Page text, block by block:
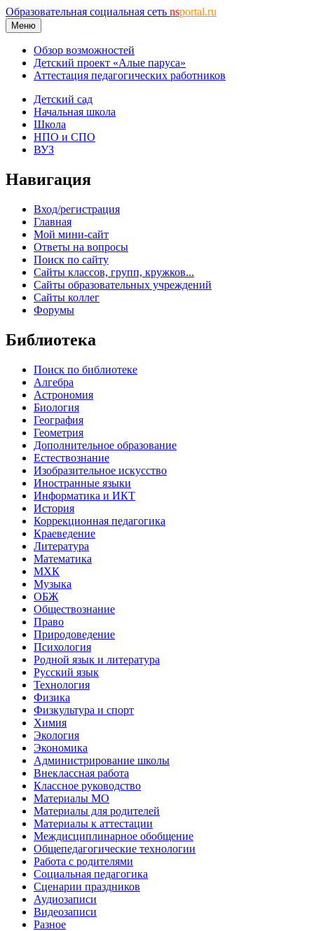
Образовательная социальная сеть nsportal.ru
Меню
Обзор возможностей
Детский проект «Алые паруса»
Аттестация педагогических работников
Детский сад
Начальная школа
Школа
НПО и СПО
ВУЗ
Навигация
Вход/регистрация
Главная
Мой мини-сайт
Ответы на вопросы
Поиск по сайту
Сайты классов, групп, кружков...
Сайты образовательных учреждений
Сайты коллег
Форумы
Библиотека
Поиск по библиотеке
Алгебра
Астрономия
Биология
География
Геометрия
Дополнительное образование
Естествознание
Изобразительное искусство
Иностранные языки
Информатика и ИКТ
История
Коррекционная педагогика
Краеведение
Литература
Математика
МХК
Музыка
ОБЖ
Обществознание
Право
Природоведение
Психология
Родной язык и литература
Русский язык
Технология
Физика
Физкультура и спорт
Химия
Экология
Экономика
Администрирование школы
Внеклассная работа
Классное руководство
Материалы МО
Материалы для родителей
Материалы к аттестации
Междисциплинарное обобщение
Общепедагогические технологии
Работа с родителями
Социальная педагогика
Сценарии праздников
Аудиозаписи
Видеозаписи
Разное